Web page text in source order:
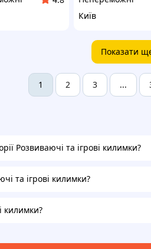
Київ
Показати
1 2 3 ...
Розвиваючі та ігрові килимки?
та ігрові килимки?
килимки?